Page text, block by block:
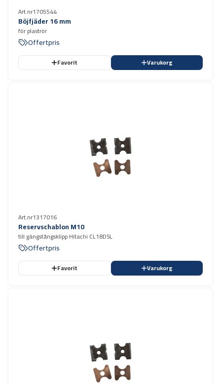
Art.nr1705544
Böjfjäder 16 mm
för plaströr
Offertpris
Favorit Varukorg
Art.nr1317016
Reservschablon M10
till gängstångsklipp Hitachi CL18DSL
Offertpris
Favorit Varukorg